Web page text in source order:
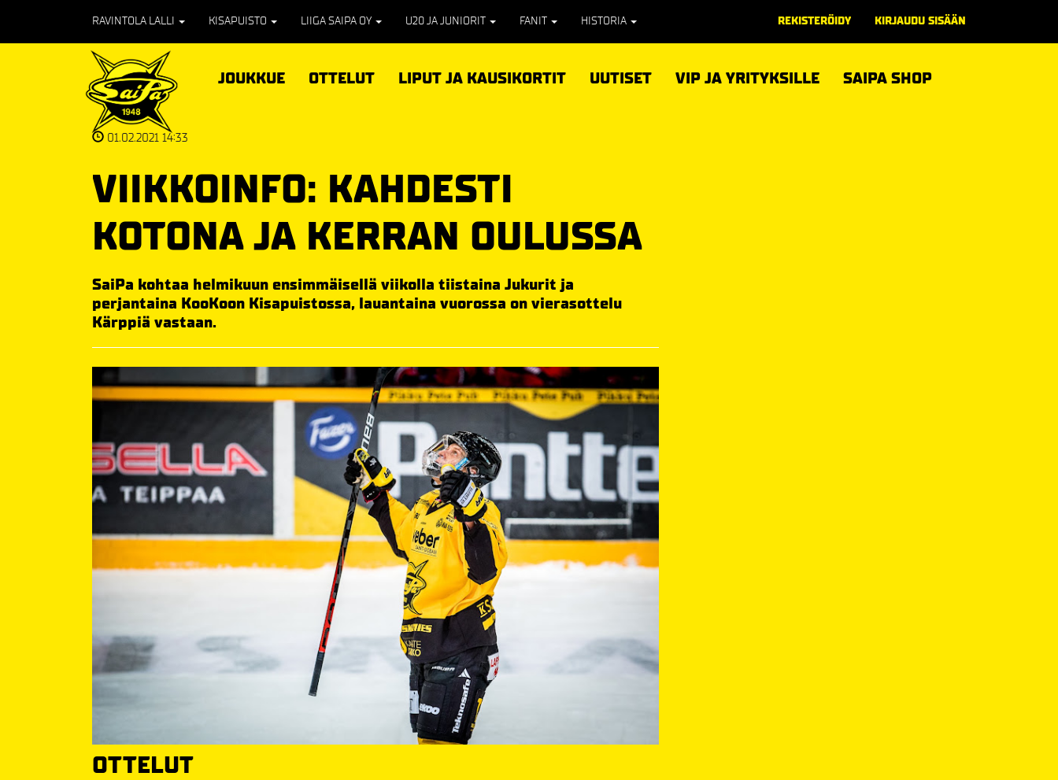
RAVINTOLA LALLI KISAPUISTO LIIGA SAIPA OY U20 JA JUNIORIT FANIT HISTORIA REKISTERÖIDY KIRJAUDU SISÄÄN
JOUKKUE OTTELUT LIPUT JA KAUSIKORTIT UUTISET VIP JA YRITYKSILLE SAIPA SHOP
01.02.2021 14:33
VIIKKOINFO: KAHDESTI
KOTONA JA KERRAN OULUSSA
SaiPa kohtaa helmikuun ensimmäisellä viikolla tiistaina Jukurit ja
perjantaina KooKoon Kisapuistossa, lauantaina vuorossa on vierasottelu
Kärppiä vastaan.
OTTELUT